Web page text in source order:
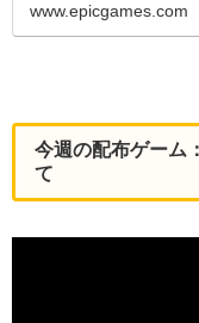
www.epicgames.com
今週の配布ゲーム
て